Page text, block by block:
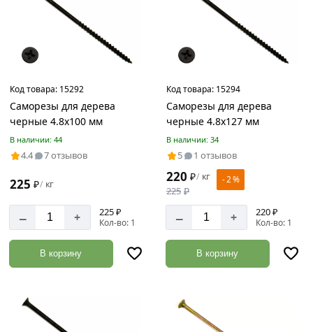
Код товара: 15292
Саморезы для дерева
черные 4.8х100 мм
В наличии: 44
4.4 7 отзывов
225 ₽/ кг
– + 225 ₽
Кол-во: 1
В корзину
Код товара: 15294
Саморезы для дерева
черные 4.8х127 мм
В наличии: 34
5 1 отзывов
220 ₽/ кг
225 ₽
- 2 %
– + 220 ₽
Кол-во: 1
В корзину